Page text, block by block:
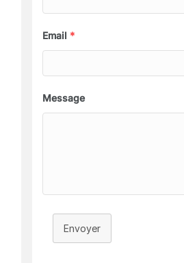
Email *
Message
Envoyer